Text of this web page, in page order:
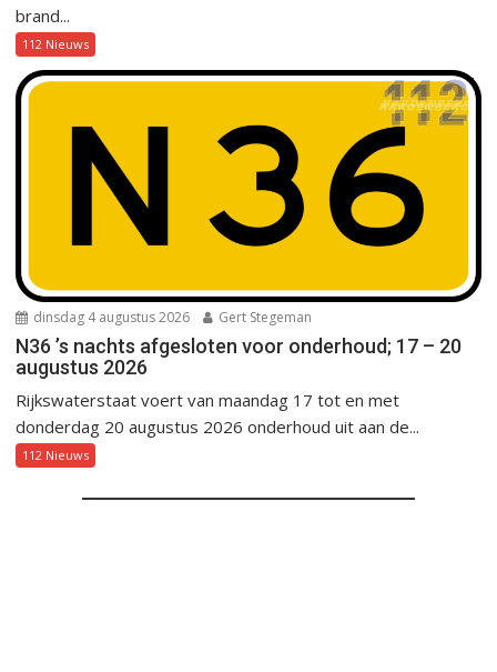
brand...
112 Nieuws
dinsdag 4 augustus 2026 Gert Stegeman
N36 ’s nachts afgesloten voor onderhoud; 17 – 20
augustus 2026
Rijkswaterstaat voert van maandag 17 tot en met
donderdag 20 augustus 2026 onderhoud uit aan de...
112 Nieuws